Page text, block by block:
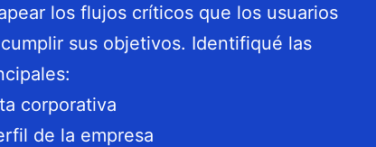
los flujos críticos que los usuarios
sus objetivos. Identifiqué las
corporativa
de la empresa